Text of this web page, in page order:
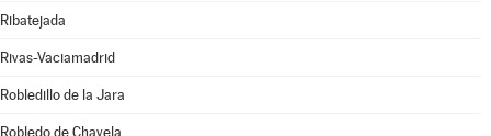
Ribatejada
Rivas-Vaciamadrid
Robledillo de la Jara
Robledo de Chavela